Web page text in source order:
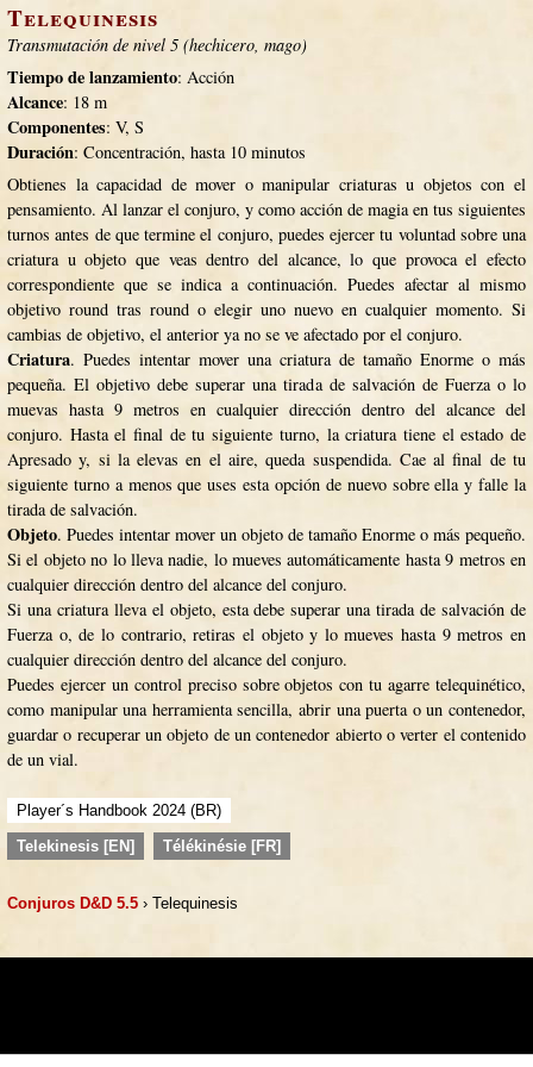
Telequinesis
Transmutación de nivel 5 (hechicero, mago)
Tiempo de lanzamiento: Acción
Alcance: 18 m
Componentes: V, S
Duración: Concentración, hasta 10 minutos
Obtienes la capacidad de mover o manipular criaturas u objetos con el
pensamiento. Al lanzar el conjuro, y como acción de magia en tus siguientes
turnos antes de que termine el conjuro, puedes ejercer tu voluntad sobre una
criatura u objeto que veas dentro del alcance, lo que provoca el efecto
correspondiente que se indica a continuación. Puedes afectar al mismo
objetivo round tras round o elegir uno nuevo en cualquier momento. Si
cambias de objetivo, el anterior ya no se ve afectado por el conjuro.
Criatura. Puedes intentar mover una criatura de tamaño Enorme o más
pequeña. El objetivo debe superar una tirada de salvación de Fuerza o lo
muevas hasta 9 metros en cualquier dirección dentro del alcance del
conjuro. Hasta el final de tu siguiente turno, la criatura tiene el estado de
Apresado y, si la elevas en el aire, queda suspendida. Cae al final de tu
siguiente turno a menos que uses esta opción de nuevo sobre ella y falle la
tirada de salvación.
Objeto. Puedes intentar mover un objeto de tamaño Enorme o más pequeño.
Si el objeto no lo lleva nadie, lo mueves automáticamente hasta 9 metros en
cualquier dirección dentro del alcance del conjuro.
Si una criatura lleva el objeto, esta debe superar una tirada de salvación de
Fuerza o, de lo contrario, retiras el objeto y lo mueves hasta 9 metros en
cualquier dirección dentro del alcance del conjuro.
Puedes ejercer un control preciso sobre objetos con tu agarre telequinético,
como manipular una herramienta sencilla, abrir una puerta o un contenedor,
guardar o recuperar un objeto de un contenedor abierto o verter el contenido
de un vial.
Player´s Handbook 2024 (BR)
Telekinesis [EN]
Télékinésie [FR]
Conjuros D&D 5.5 › Telequinesis